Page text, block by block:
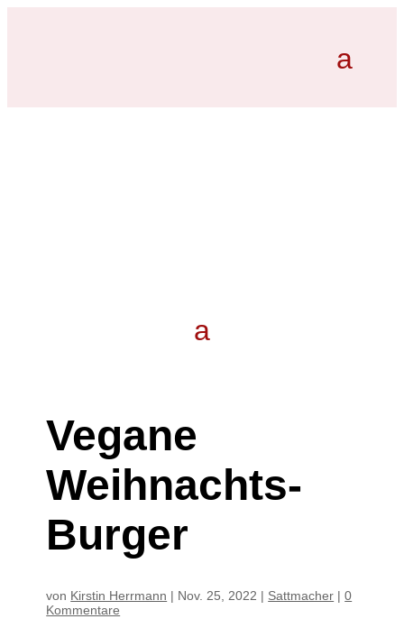
Vegane
Weihnachts-
Burger
von Kirstin Herrmann | Nov. 25, 2022 | Sattmacher |0
Kommentare